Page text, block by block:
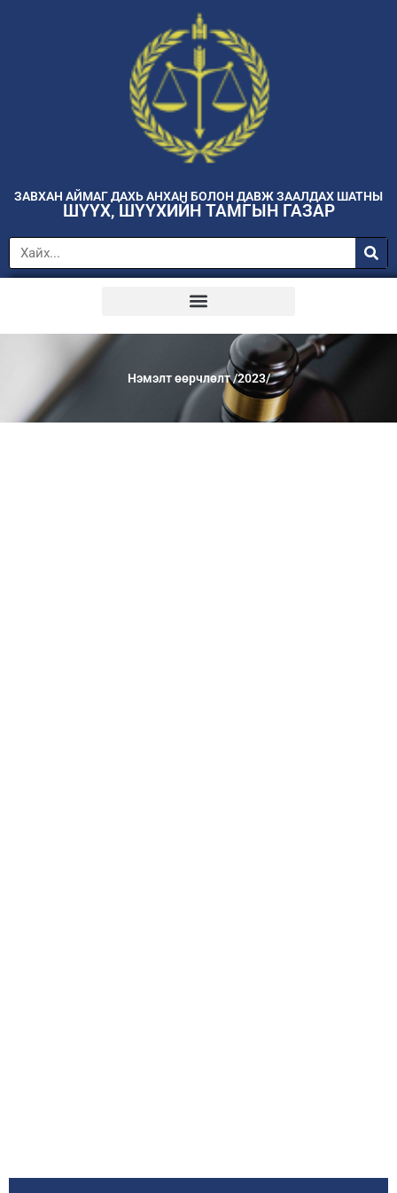
ЗАВХАН АЙМАГ ДАХЬ АНХАН БОЛОН ДАВЖ ЗААЛДАХ ШАТНЫ
ШҮҮХ, ШҮҮХИЙН ТАМГЫН ГАЗАР
Нэмэлт өөрчлөлт /2023/